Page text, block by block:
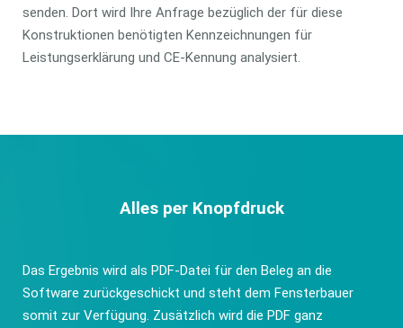
senden. Dort wird Ihre Anfrage bezüglich der für diese
Konstruktionen benötigten Kennzeichnungen für
Leistungserklärung und CE-Kennung analysiert.
Alles per Knopfdruck
Das Ergebnis wird als PDF-Datei für den Beleg an die
Software zurückgeschickt und steht dem Fensterbauer
somit zur Verfügung. Zusätzlich wird die PDF ganz